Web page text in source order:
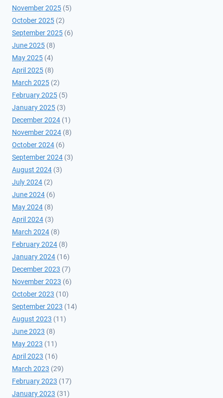
November 2025 (5)
October 2025 (2)
September 2025 (6)
June 2025 (8)
May 2025 (4)
April 2025 (8)
March 2025 (2)
February 2025 (5)
January 2025 (3)
December 2024 (1)
November 2024 (8)
October 2024 (6)
September 2024 (3)
August 2024 (3)
July 2024 (2)
June 2024 (6)
May 2024 (8)
April 2024 (3)
March 2024 (8)
February 2024 (8)
January 2024 (16)
December 2023 (7)
November 2023 (6)
October 2023 (10)
September 2023 (14)
August 2023 (11)
June 2023 (8)
May 2023 (11)
April 2023 (16)
March 2023 (29)
February 2023 (17)
January 2023 (31)